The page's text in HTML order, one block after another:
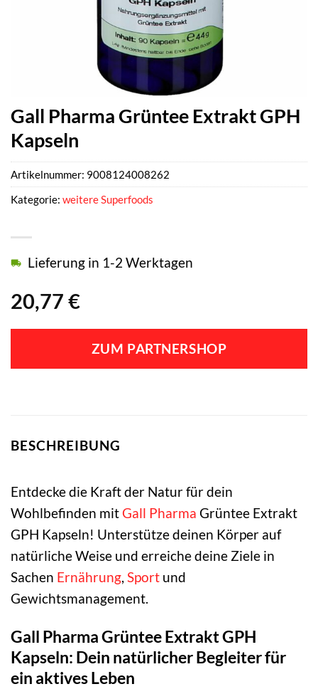
Gall Pharma Grüntee Extrakt GPH
Kapseln
20,77 €
Lieferung in 1-2 Werktagen
ZUM PARTNERSHOP
Artikelnummer: 9008124008262
Kategorie: weitere Superfoods
BESCHREIBUNG
Entdecke die Kraft der Natur für dein
Wohlbefinden mit Gall Pharma Grüntee Extrakt
GPH Kapseln! Unterstütze deinen Körper auf
natürliche Weise und erreiche deine Ziele in
Sachen Ernährung Sport und
Gewichtsmanagement.
Gall Pharma Grüntee Extrakt GPH
Kapseln: Dein natürlicher Begleiter für
ein aktives Leben